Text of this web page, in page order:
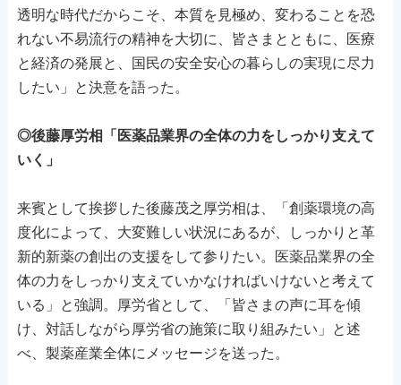
透明な時代だからこそ、本質を見極め、変わることを恐
れない不易流行の精神を大切に、皆さまとともに、医療
と経済の発展と、国民の安全安心の暮らしの実現に尽力
したい」と決意を語った。
◎後藤厚労相「医薬品業界の全体の力をしっかり支えて
いく」
来賓として挨拶した後藤茂之厚労相は、「創薬環境の高
度化によって、大変難しい状況にあるが、しっかりと革
新的新薬の創出の支援をして参りたい。医薬品業界の全
体の力をしっかり支えていかなければいけないと考えて
いる」と強調。厚労省として、「皆さまの声に耳を傾
け、対話しながら厚労省の施策に取り組みたい」と述
べ、製薬産業全体にメッセージを送った。